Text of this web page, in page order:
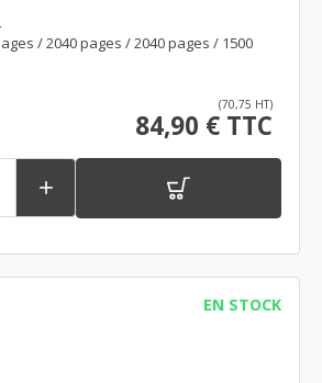
/ 2040 pages / 2040 pages / 1500
(70,75 HT)
84,90 € TTC

EN STOCK